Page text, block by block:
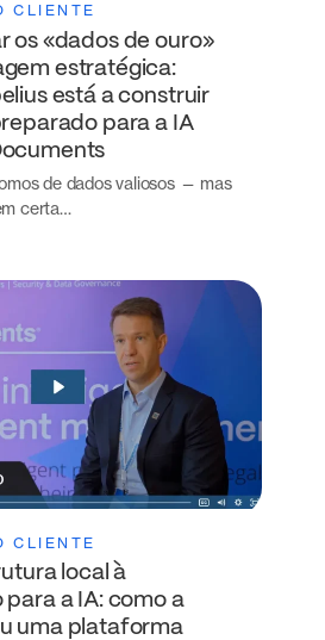
CLIENTE
os «dados de ouro»
estratégica:
está a construir
para a IA
de dados valiosos — mas
certa…
CLIENTE
local à
a IA: como a
uma plataforma